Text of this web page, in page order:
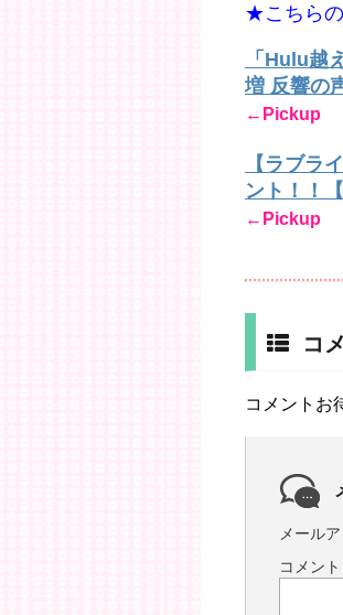
★こちら
「Hulu越
増 反響の
←Pickup
【ラブラ
ント！！
←Pickup
コ
コメントお
メール
コメント